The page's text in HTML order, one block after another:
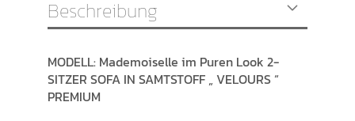
Beschreibung
MODELL: Mademoiselle im Puren Look 2-
SITZER SOFA IN SAMTSTOFF „ VELOURS “
PREMIUM